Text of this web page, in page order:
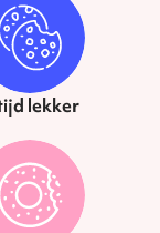
lekker